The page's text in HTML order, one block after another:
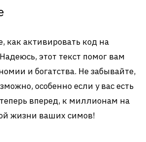
как активировать код на
этот текст помог вам
и богатства. Не забывайте,
особенно если у вас есть
вперед, к миллионам на
жизни ваших симов!